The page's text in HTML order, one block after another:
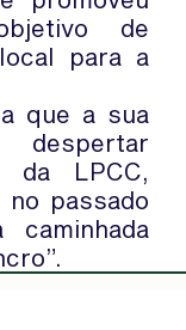
de
para a
que a sua
da LPCC,
passado